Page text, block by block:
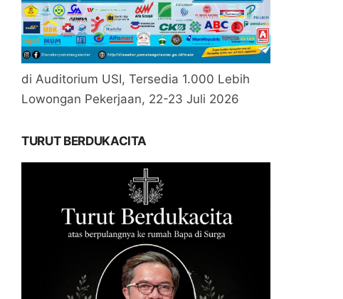
di Auditorium USI, Tersedia 1.000 Lebih
Lowongan Pekerjaan, 22-23 Juli 2026
TURUT BERDUKACITA